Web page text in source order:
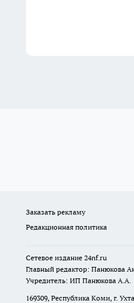
Заказать рекламу
Редакционная политика
Сетевое издание 24nf.ru
Главный редактор: Панюкова
Учредитель: ИП Панюкова А.А.
169309, Республика Коми, г.